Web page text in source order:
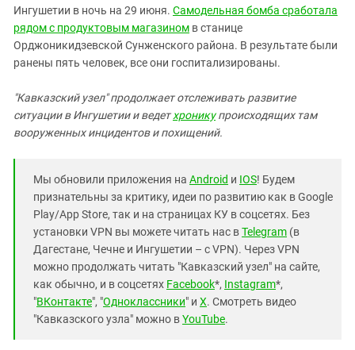
Ингушетии в ночь на 29 июня. Самодельная бомба сработала
рядом с продуктовым магазином в станице
Орджоникидзевской Сунженского района. В результате были
ранены пять человек, все они госпитализированы.
"Кавказский узел" продолжает отслеживать развитие
ситуации в Ингушетии и ведетхроникупроисходящих там
вооруженных инцидентов и похищений.
Мы обновили приложения на Android и IOS! Будем
признательны за критику, идеи по развитию как в Google
Play/App Store, так и на страницах КУ в соцсетях. Без
установки VPN вы можете читать нас вTelegram (в
Дагестане, Чечне и Ингушетии – с VPN). Через VPN
можно продолжать читать "Кавказский узел" на сайте,
как обычно, и в соцсетях Facebook*, Instagram*,
"ВКонтакте", "Одноклассники" и X. Смотреть видео
"Кавказского узла" можно вYouTube.